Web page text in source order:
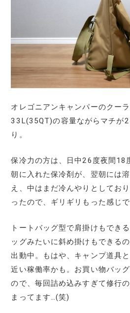
オレゴニアンキャンパーのクー
33L(35QT)の容量ながらマチが
り。
保冷力の方は、日中26度夜間18
朝に入れた保冷剤が、翌朝には
え、中はまだ冷んやりとしてお
ったので、ギリギリもった感じで
トートバッグ型で肩掛けもでき
ッグみたいに斜め掛けもできる
出動中。もはや、キャンプ道具
近い稼働率かも。お買い物バッ
ので、毎回詰め込みすぎて修行
まってます…(笑)